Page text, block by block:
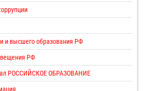
и высшего образования РФ
РФ
РОССИЙСКОЕ ОБРАЗОВАНИЕ